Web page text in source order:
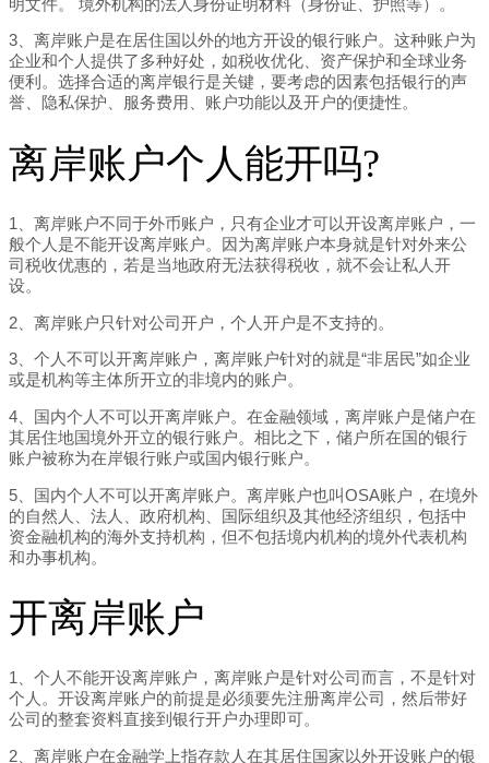
明文件。 境外机构的法人身份证明材料（身份证、护照等）。
3、离岸账户是在居住国以外的地方开设的银行账户。这种账户为
企业和个人提供了多种好处，如税收优化、资产保护和全球业务
便利。选择合适的离岸银行是关键，要考虑的因素包括银行的声
誉、隐私保护、服务费用、账户功能以及开户的便捷性。
离岸账户个人能开吗?
1、离岸账户不同于外币账户，只有企业才可以开设离岸账户，一
般个人是不能开设离岸账户。因为离岸账户本身就是针对外来公
司税收优惠的，若是当地政府无法获得税收，就不会让私人开
设。
2、离岸账户只针对公司开户，个人开户是不支持的。
3、个人不可以开离岸账户，离岸账户针对的就是“非居民”如企业
或是机构等主体所开立的非境内的账户。
4、国内个人不可以开离岸账户。在金融领域，离岸账户是储户在
其居住地国境外开立的银行账户。相比之下，储户所在国的银行
账户被称为在岸银行账户或国内银行账户。
5、国内个人不可以开离岸账户。离岸账户也叫OSA账户，在境外
的自然人、法人、政府机构、国际组织及其他经济组织，包括中
资金融机构的海外支持机构，但不包括境内机构的境外代表机构
和办事机构。
开离岸账户
1、个人不能开设离岸账户，离岸账户是针对公司而言，不是针对
个人。开设离岸账户的前提是必须要先注册离岸公司，然后带好
公司的整套资料直接到银行开户办理即可。
2、离岸账户在金融学上指存款人在其居住国家以外开设账户的银